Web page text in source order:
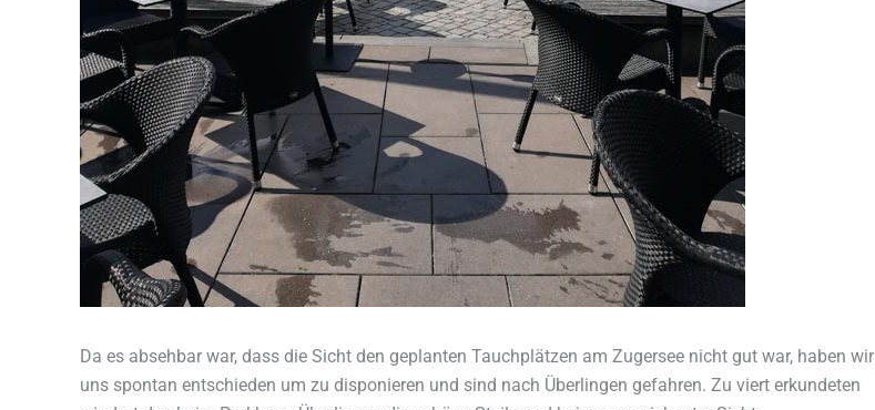
Da es absehbar war, dass die Sicht den geplanten Tauchplätzen am Zugersee nicht gut war, haben wir
uns spontan entschieden um zu disponieren und sind nach Überlingen gefahren. Zu viert erkundeten